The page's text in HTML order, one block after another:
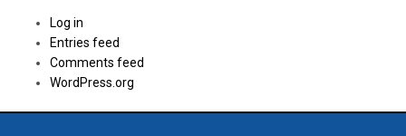
Log in
Entries feed
Comments feed
WordPress.org